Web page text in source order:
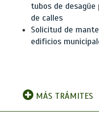
tubos de desagüe
de calles
Solicitud de
edificios
MÁS TRÁMITES